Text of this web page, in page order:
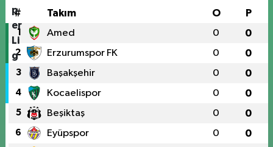
# Takım O P
1 Amed 0 0
2 Erzurumspor FK 0 0
3 Başakşehir 0 0
4 Kocaelispor 0 0
5 Beşiktaş 0 0
6 Eyüpspor 0 0